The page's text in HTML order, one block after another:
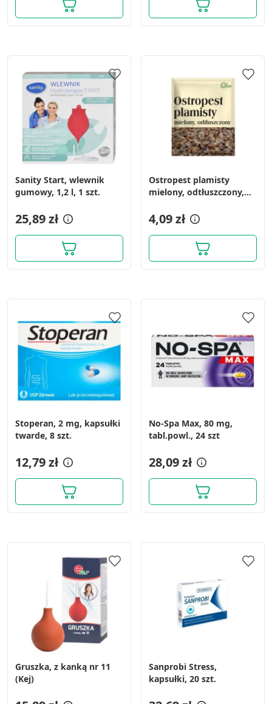
Sanity Start, wlewnik
gumowy, 1,2 l, 1 szt.
25,89 zł
Ostropest plamisty
mielony, odtłuszczony,
4,09 zł
Stoperan, 2 mg, kapsułki
twarde, 8 szt.
12,79 zł
No-Spa Max, 80 mg,
tabl.powl., 24 szt
28,09 zł
Gruszka, z kanką nr 11
(Kej)
Sanprobi Stress,
kapsułki, 20 szt.